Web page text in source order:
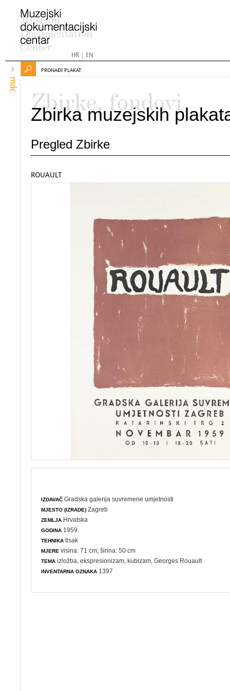
HR| EN
mdc
PRONAĐI PLAKAT
Zbirke, fondovi
Zbirka muzejskih
Pregled Zbirke
ROUAULT
IZDAVAČ Gradska galerija suvremene umjetnosti
MJESTO (IZRADE) Zagreb
ZEMLJA Hrvatska
GODINA 1959.
TEHNIKA tisak
MJERE visina: 71 cm; širina: 50 cm
TEMA izložba ,ekspresionizam ,kubizam , Georges Rouault
INVENTARNA OZNAKA 1397